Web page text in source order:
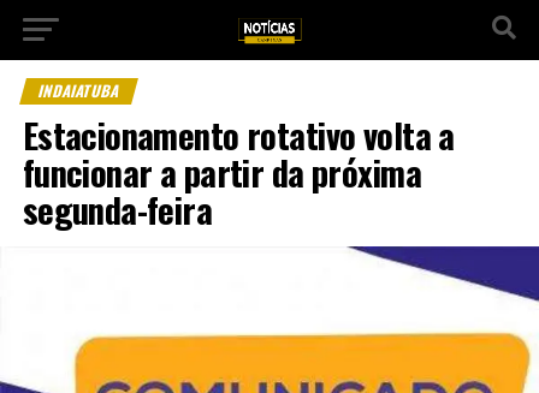
INDAIATUBA
Estacionamento rotativo volta a
funcionar a partir da próxima
segunda-feira